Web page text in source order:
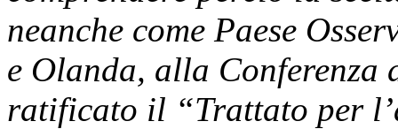
neanche come Paese
e Olanda, alla Conferenza
ratificato il “Trattato per